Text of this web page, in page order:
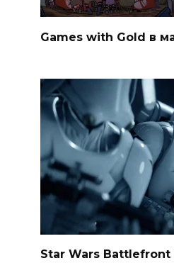
Games with Gold в
Star Wars Battlefront